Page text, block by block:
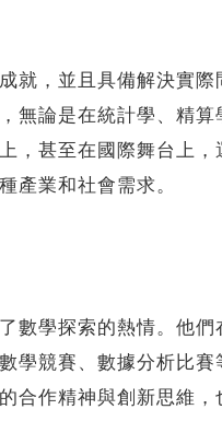
，並且具備解決實際
無論是在統計學、精
，甚至在國際舞台上
產業和社會需求。
學探索的熱情。他們
學競賽、數據分析比
合作精神與創新思維